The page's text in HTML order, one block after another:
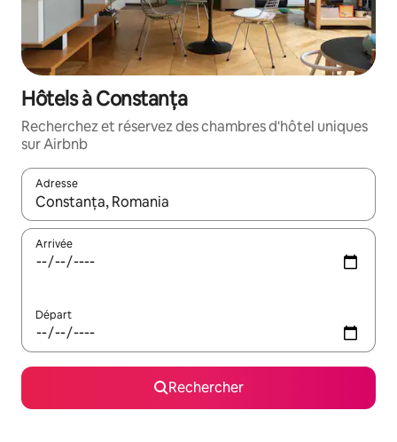
Hôtels à Constanța
Recherchez et réservez des chambres d'hôtel uniques
sur Airbnb
Adresse
Lorsque les résultats s'affichent, utilisez les flèches vers le
Arrivée
Départ
Rechercher